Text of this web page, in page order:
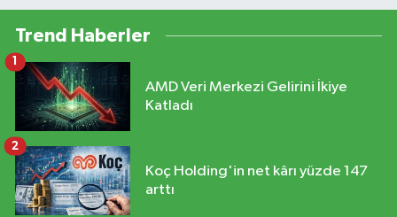
Trend Haberler
AMD Veri Merkezi Gelirini İkiye
Katladı
1
Koç Holding'in net kârı yüzde 147
arttı
2